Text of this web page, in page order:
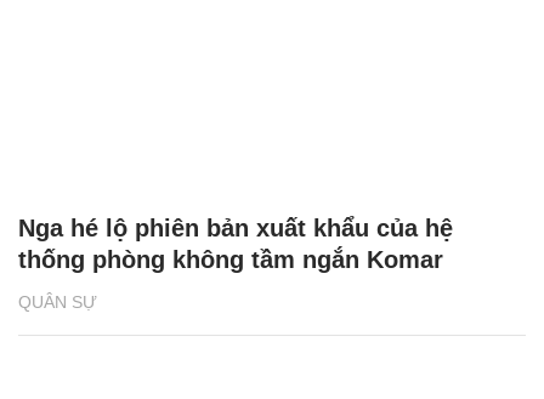
QUÂN SỰ
Nga hé lộ phiên bản xuất khẩu của hệ
thống phòng không tầm ngắn Komar